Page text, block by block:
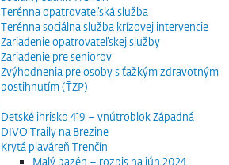
Terénna opatrovateľská služba
Terénna sociálna služba krízovej intervencie
Zariadenie opatrovateľskej služby
Zariadenie pre seniorov
Zvýhodnenia pre osoby s ťažkým zdravotným
postihnutím (ŤZP)
Detské ihrisko 419 – vnútroblok Západná
DIVO Traily na Brezine
Krytá plaváreň Trenčín
Malý bazén – rozpis na jún 2024